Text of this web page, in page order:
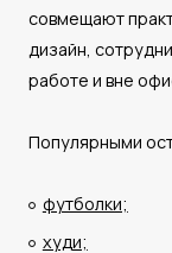
совмещают
дизайн,
работе и вне
Популярными
футболки;
худи;